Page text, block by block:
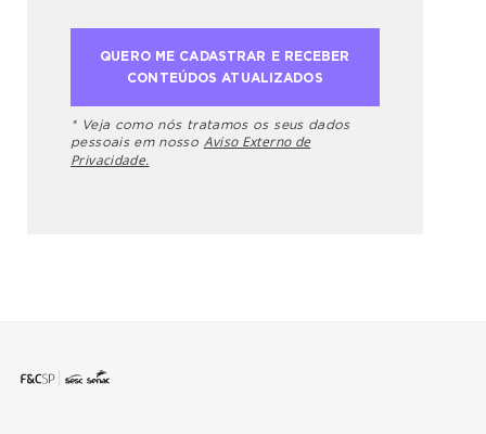
* Veja como nós tratamos os seus dados
pessoais em nosso Aviso Externo de
Privacidade.